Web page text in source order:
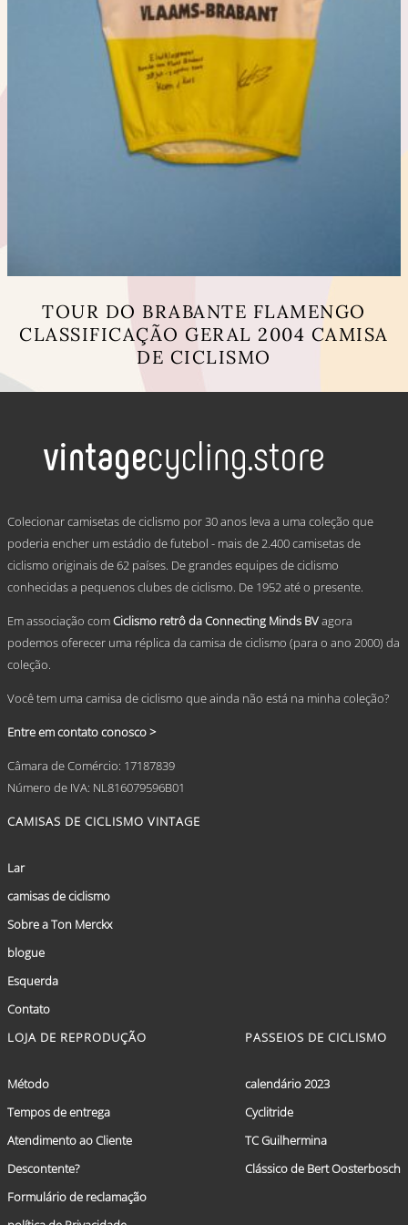
TOUR DO BRABANTE FLAMENGO
CLASSIFICAÇÃO GERAL 2004 CAMISA
DE CICLISMO
variants.
options
be
on
the
product
Colecionar camisetas de ciclismo por 30 anos leva a uma coleção que
poderia encher um estádio de futebol - mais de 2.400 camisetas de
ciclismo originais de 62 países. De grandes equipes de ciclismo
conhecidas a pequenos clubes de ciclismo. De 1952 até o presente.
Em associação comCiclismo retrô da Connecting Minds BVagora
podemos oferecer uma réplica da camisa de ciclismo (para o ano 2000) da
coleção.
Você tem uma camisa de ciclismo que ainda não está na minha coleção?
Entre em contato conosco >
Câmara de Comércio: 17187839
Número de IVA: NL816079596B01
CAMISAS DE CICLISMO VINTAGE
Lar
camisas de ciclismo
Sobre a Ton Merckx
blogue
Esquerda
Contato
LOJA DE REPRODUÇÃO
Método
Tempos de entrega
Atendimento ao Cliente
Descontente?
Formulário de reclamação
PASSEIOS DE CICLISMO
calendário 2023
Cyclitride
TC Guilhermina
Clássico de Bert Oosterbosch